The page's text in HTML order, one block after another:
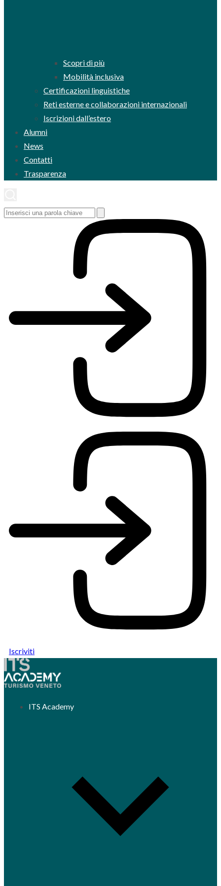
Scopri di più
Mobilità inclusiva
Certificazioni linguistiche
Reti esterne e collaborazioni internazionali
Iscrizioni dall’estero
Alumni
News
Contatti
Trasparenza
Iscriviti
ITS Academy